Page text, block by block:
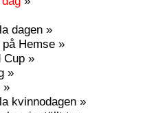
dagen »
Hemse »
Cup »
»
»
kvinnodagen »